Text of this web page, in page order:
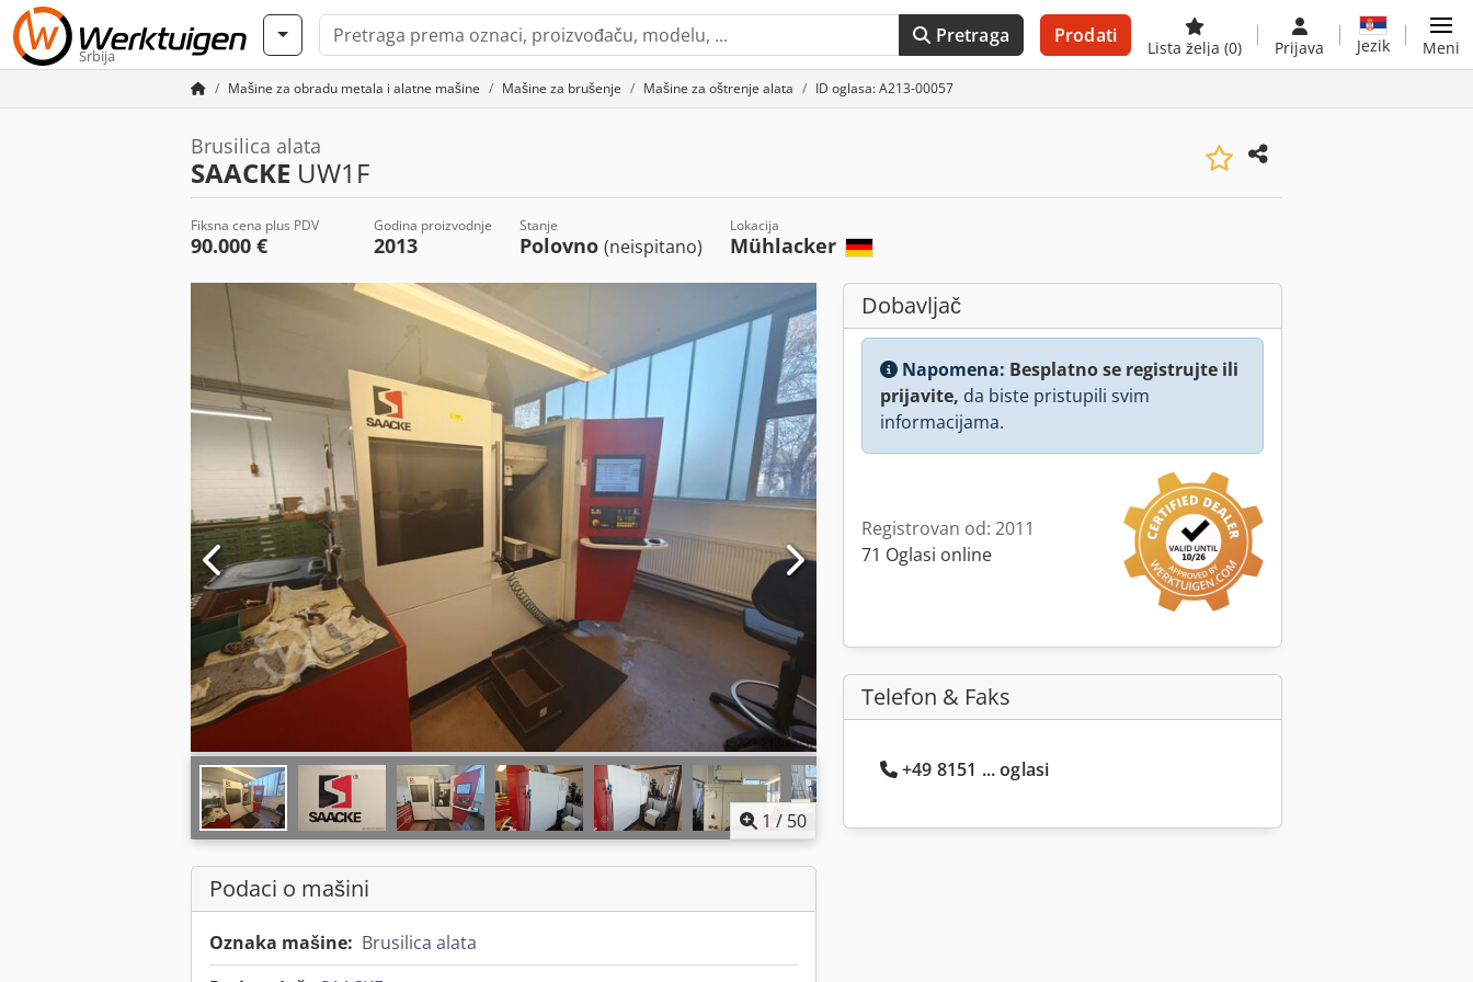
Srbija
Pretraga Prodati
Lista želja (0) Prijava Jezik Meni
Mašine za obradu metala i alatne mašine Mašine za brušenje Mašine za oštrenje alata ID oglasa: A213-00057
Brusilica alata
SAACKE UW1F
Fiksna cena plus PDV
90.000 €
Godina proizvodnje
2013
Stanje
Polovno (neispitano)
Lokacija
Mühlacker
1 / 50
Podaci o mašini
Oznaka mašine: Brusilica alata
Dobavljač
Napomena: Besplatno se registrujte ili
prijavite, da biste pristupili svim
informacijama.
Registrovan od: 2011
71 Oglasi online
Telefon & Faks
+49 8151 ... oglasi